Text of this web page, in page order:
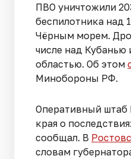
ПВО уничтожили
беспилотника над
Чёрным морем.
числе над Кубанью
областью. Об этом
Минобороны РФ.
Оперативный штаб
края о
сообщал. В
словам